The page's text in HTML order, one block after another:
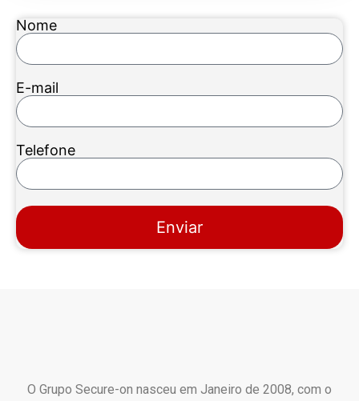
Nome
E-mail
Telefone
Enviar
O Grupo Secure-on nasceu em Janeiro de 2008, com o